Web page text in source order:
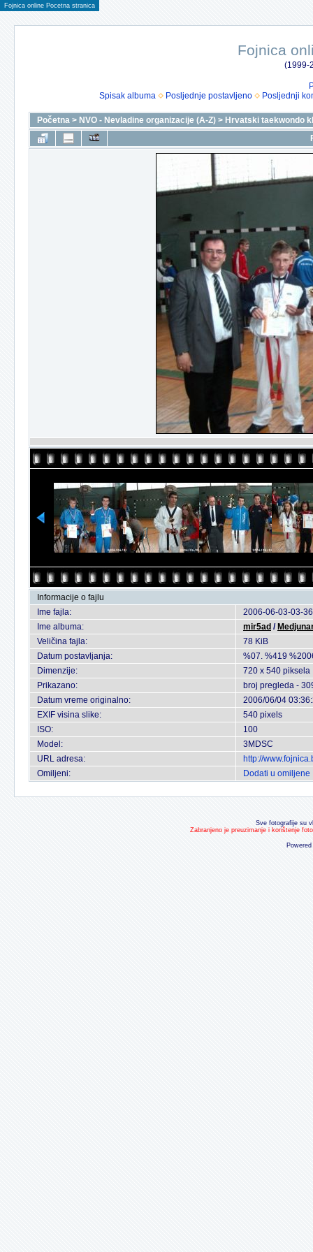
Fojnica online Pocetna stranica
Fojnica
(1999-
Spisak albuma
Posljednje postavljeno Posljednji
Početna > NVO - Nevladine organizacije (A-Z) > Hrvatski taekwondo
Informacije o fajlu
Ime fajla:
2006-06-03-03-
Ime albuma:
mir5ad /
Veličina fajla:
78 KiB
Datum postavljanja:
%07. %419
Dimenzije:
720 x 540 piksela
Prikazano:
broj pregleda -
Datum vreme originalno:
2006/06/04
EXIF visina slike:
540 pixels
ISO:
100
Model:
3MDSC
URL adresa:
http://
Omiljeni:
Dodati u omiljene
Sve fotografije su
Zabranjeno je preuzimanje i korištenje